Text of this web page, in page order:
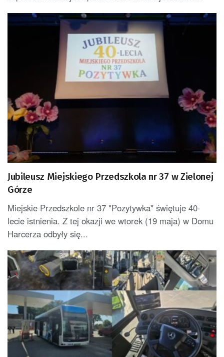
Jubileusz Miejskiego Przedszkola nr 37 w Zielonej
Górze
Miejskie Przedszkole nr 37 "Pozytywka" świętuje 40-
lecie istnienia. Z tej okazji we wtorek (19 maja) w Domu
Harcerza odbyły się...